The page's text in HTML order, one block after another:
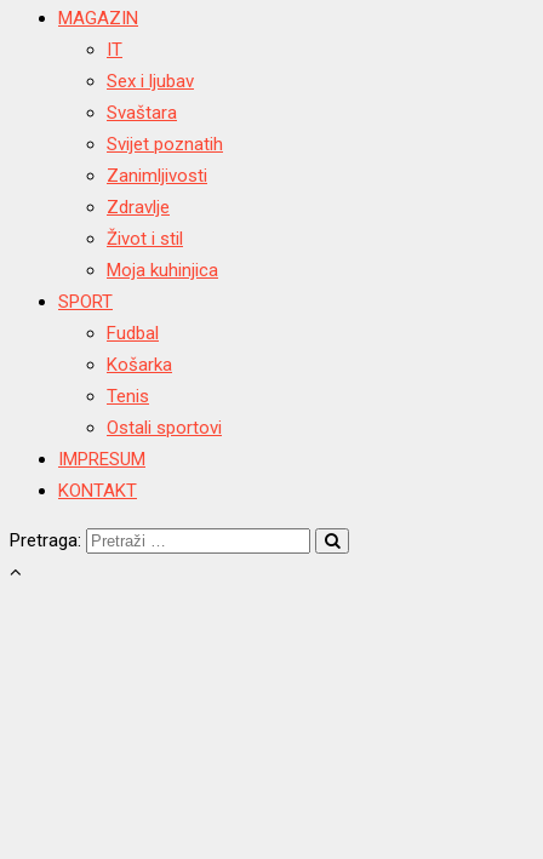
MAGAZIN
IT
Sex i ljubav
Svaštara
Svijet poznatih
Zanimljivosti
Zdravlje
Život i stil
Moja kuhinjica
SPORT
Fudbal
Košarka
Tenis
Ostali sportovi
IMPRESUM
KONTAKT
Pretraga: